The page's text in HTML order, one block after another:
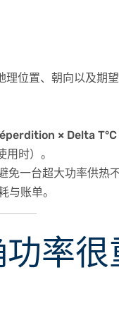
理位置、朝向以及期
× Delta T°C
时）。
免一台超大功率供热
与账单。
功率